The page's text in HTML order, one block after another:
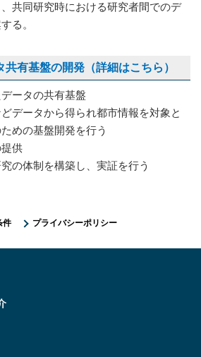
共同研究時における研究者間でのデ
る。
共有基盤の開発（詳細はこちら）
ータの共有基盤
データから得られ都市情報を対象と
めの基盤開発を行う
供
の体制を構築し、実証を行う
件 プライバシーポリシー